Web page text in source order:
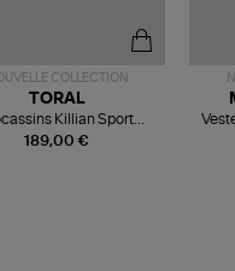
COLLECTION
189,00 €
TORAL
Killian Sport
Mousse